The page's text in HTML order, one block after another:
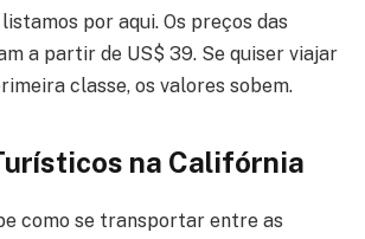
por aqui. Os preços das
a partir de US$ 39. Se quiser viajar
classe, os valores sobem.
na Califórnia
como se transportar entre as